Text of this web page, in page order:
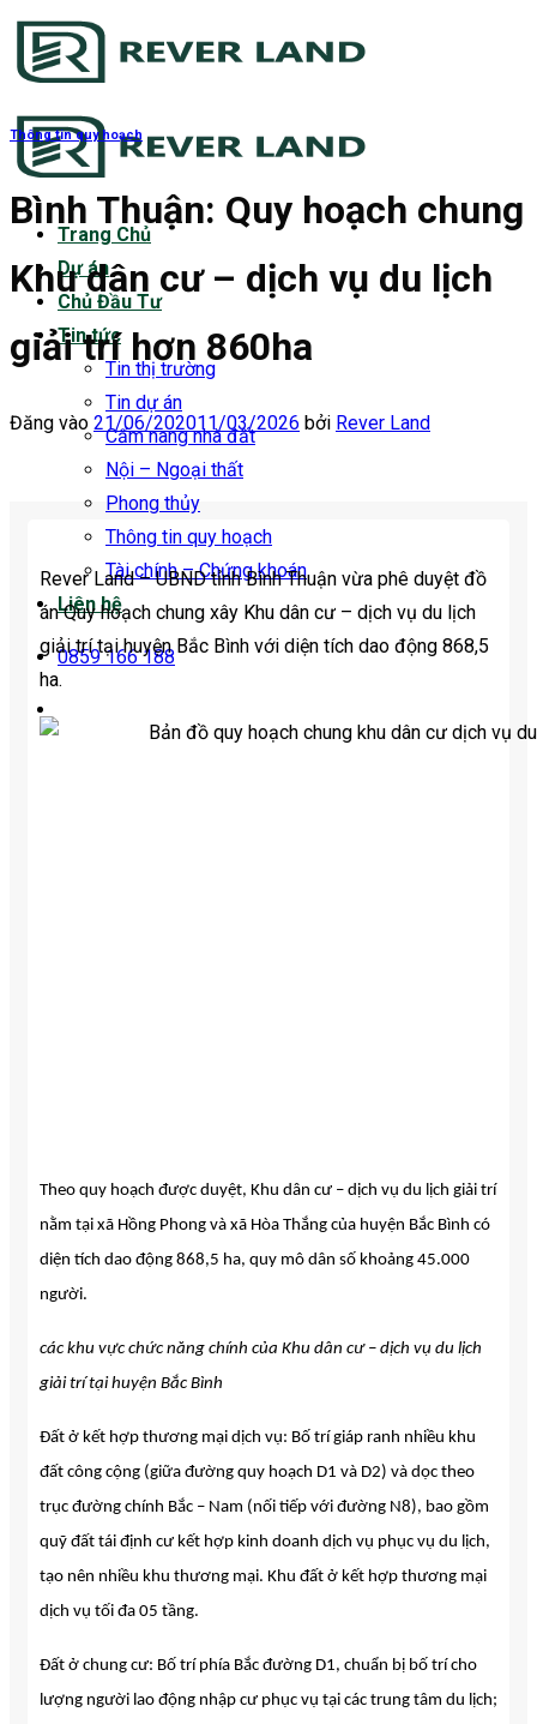
Bỏ
qua
dung
Trang Chủ
Dự án
Chủ Đầu Tư
Tin tức
Tin thị trường
Tin dự án
Cẩm nang nhà đất
Nội – Ngoại thất
Phong thủy
Thông tin quy hoạch
Tài chính – Chứng khoán
Liên hệ
0859 166 188
Thông tin quy hoạch
Bình Thuận: Quy hoạch chung
Khu dân cư – dịch vụ du lịch
giải trí hơn 860ha
Đăng vào 21/06/202011/03/2026 bởi Rever Land
Rever Land – UBND tỉnh Bình Thuận vừa phê duyệt đồ
án Quy hoạch chung xây Khu dân cư – dịch vụ du lịch
giải trí tại huyện Bắc Bình với diện tích dao động 868,5
ha.
Theo quy hoạch được duyệt, Khu dân cư – dịch vụ du lịch giải trí
nằm tại xã Hồng Phong và xã Hòa Thắng của huyện Bắc Bình có
diện tích dao động 868,5 ha, quy mô dân số khoảng 45.000
người.
các khu vực chức năng chính của Khu dân cư – dịch vụ du lịch
giải trí tại huyện Bắc Bình
Đất ở kết hợp thương mại dịch vụ: Bố trí giáp ranh nhiều khu
đất công cộng (giữa đường quy hoạch D1 và D2) và dọc theo
trục đường chính Bắc – Nam (nối tiếp với đường N8), bao gồm
quỹ đất tái định cư kết hợp kinh doanh dịch vụ phục vụ du lịch,
tạo nên nhiều khu thương mại. Khu đất ở kết hợp thương mại
dịch vụ tối đa 05 tầng.
Đất ở chung cư: Bố trí phía Bắc đường D1, chuẩn bị bố trí cho
lượng người lao động nhập cư phục vụ tại các trung tâm du lịch;